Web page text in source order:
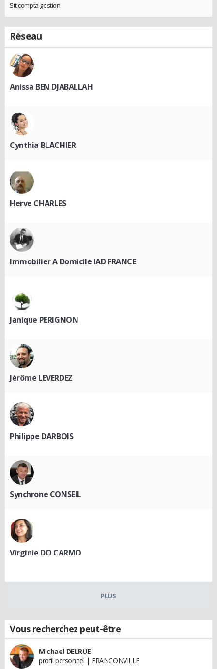
Stt compta gestion
Réseau
Anissa BEN DJABALLAH
Cynthia BLACHIER
Herve CHARLES
Immobilier A Domicile IAD FRANCE
Janique PERIGNON
Jérôme LEVERDEZ
Philippe DARBOIS
Synchrone CONSEIL
Virginie DO CARMO
PLUS
Vous recherchez peut-être
Michael DELRUE
profil personnel | FRANCONVILLE